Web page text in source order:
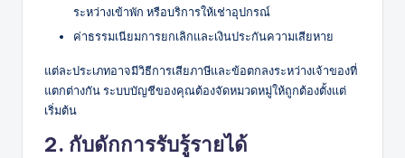
ระหว่างเข้าพัก หรือบริการให้เช่าอุปกรณ์
ค่าธรรมเนียมการยกเลิกและเงินประกันความเสียหาย
แต่ละประเภทอาจมีวิธีการเสียภาษีและข้อตกลงระหว่างเจ้าของที่
แตกต่างกัน ระบบบัญชีของคุณต้องจัดหมวดหมู่ให้ถูกต้องตั้งแต่
เริ่มต้น
2. กับดักการรับรู้รายได้